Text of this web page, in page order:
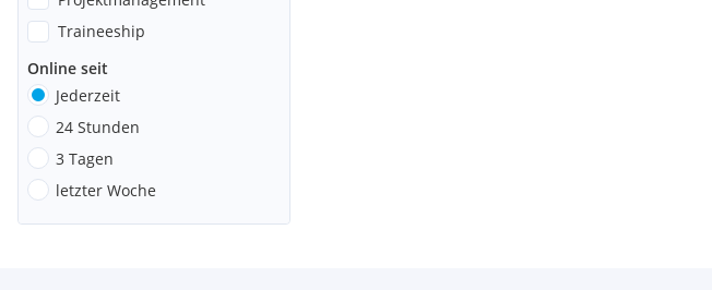
Traineeship
Online seit
Jederzeit
24 Stunden
3 Tagen
letzter Woche